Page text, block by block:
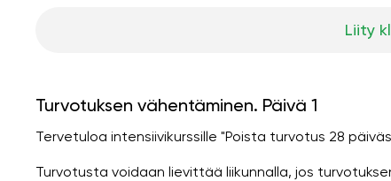
Liity
Turvotuksen vähentäminen. Päivä 1
Tervetuloa intensiivikurssille "Poista turvotus 28
Turvotusta voidaan lievittää liikunnalla, jos